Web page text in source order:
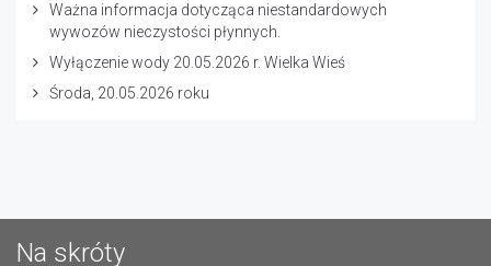
Ważna informacja dotycząca niestandardowych
wywozów nieczystości płynnych.
Wyłączenie wody 20.05.2026 r. Wielka Wieś
Środa, 20.05.2026 roku
Na skróty